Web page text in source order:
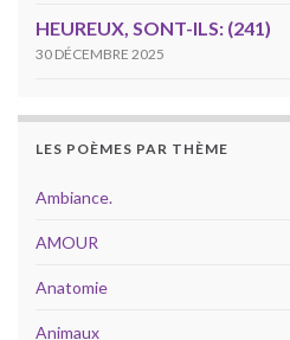
HEUREUX, SONT-ILS: (241)
30 DÉCEMBRE 2025
LES POÈMES PAR THÈME
Ambiance.
AMOUR
Anatomie
Animaux